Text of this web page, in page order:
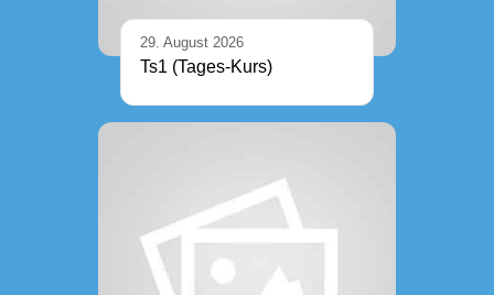
29. August 2026
Ts1 (Tages-Kurs)